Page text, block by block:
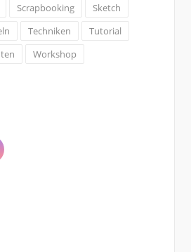
Scrapbooking
Sketch
Techniken
Tutorial
Workshop